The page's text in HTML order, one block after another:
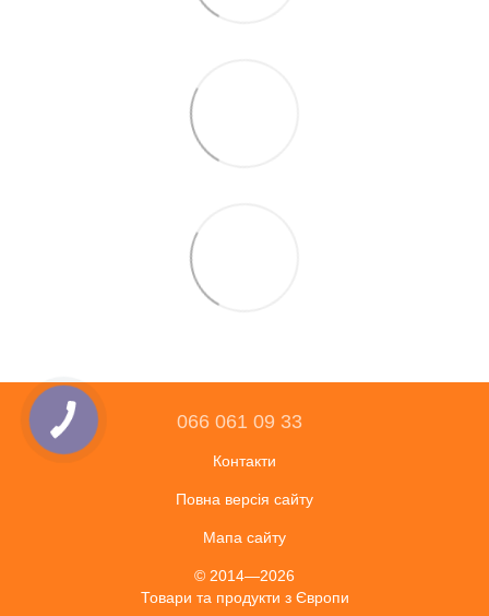
066 061 09 33
Контакти
Повна версія сайту
Мапа сайту
© 2014—2026
Товари та продукти з Європи